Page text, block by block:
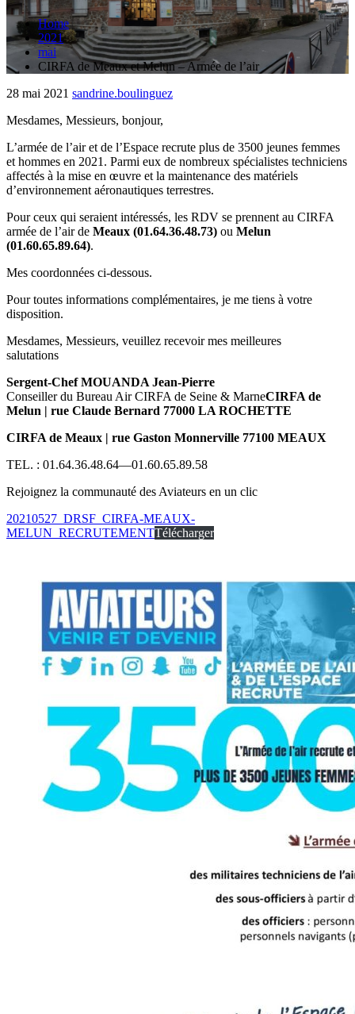
Home
2021
mai
CIRFA de Meaux et Melun – Armée de l’air
28 mai 2021 sandrine.boulinguez
Mesdames, Messieurs, bonjour,
L’armée de l’air et de l’Espace recrute plus de 3500 jeunes femmes
et hommes en 2021. Parmi eux de nombreux spécialistes techniciens
affectés à la mise en œuvre et la maintenance des matériels
d’environnement aéronautiques terrestres.
Pour ceux qui seraient intéressés, les RDV se prennent au CIRFA
armée de l’air de Meaux (01.64.36.48.73) ou Melun
(01.60.65.89.64).
Mes coordonnées ci-dessous.
Pour toutes informations complémentaires, je me tiens à votre
disposition.
Mesdames, Messieurs, veuillez recevoir mes meilleures
Sergent-Chef MOUANDA Jean-Pierre
Conseiller du Bureau Air CIRFA de Seine & MarneCIRFA de
Melun | rue Claude Bernard 77000 LA ROCHETTE
CIRFA de Meaux | rue Gaston Monnerville 77100 MEAUX
TEL. : 01.64.36.48.64—01.60.65.89.58
Rejoignez la communauté des Aviateurs en un clic
20210527_DRSF_CIRFA-MEAUX-
MELUN_RECRUTEMENTTélécharger